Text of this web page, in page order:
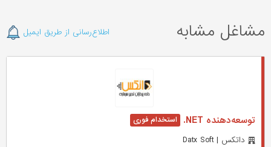
مشاغل مشابه اطلاع‌رسانی از طریق ایمیل
توسعه‌دهنده NET.
داتکس | Datx Soft